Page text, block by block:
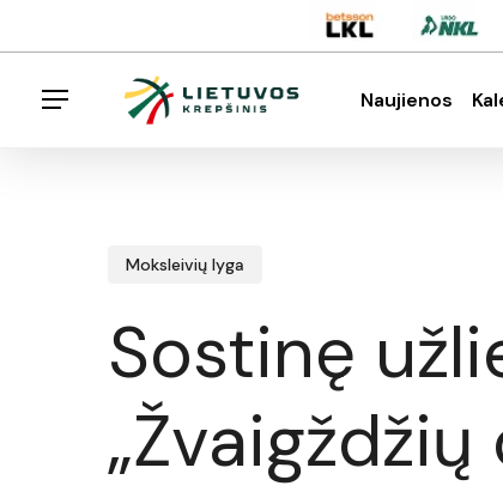
to
Menu
Naujienos
Moksleivių lyga
Sostinę